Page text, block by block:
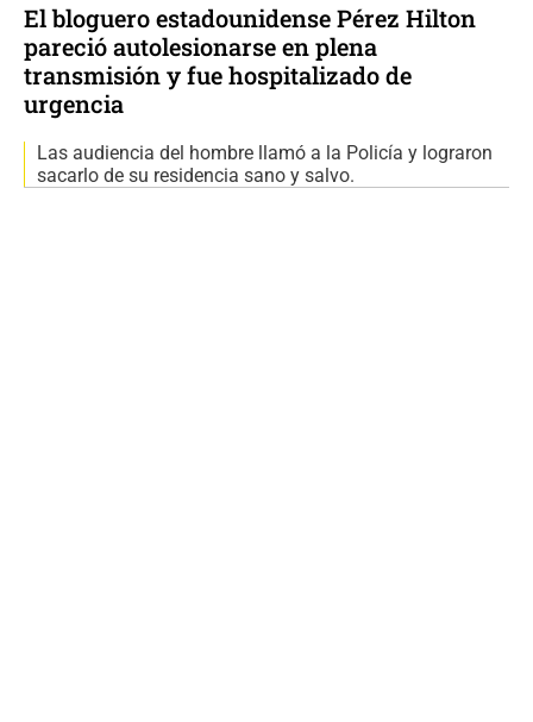
El bloguero estadounidense Pérez Hilton
pareció autolesionarse en plena
transmisión y fue hospitalizado de
urgencia
Las audiencia del hombre llamó a la Policía y lograron
sacarlo de su residencia sano y salvo.